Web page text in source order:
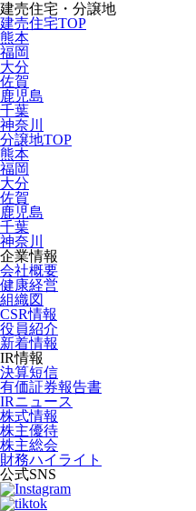
建売住宅・分譲地
建売住宅TOP
熊本
福岡
大分
佐賀
鹿児島
千葉
神奈川
分譲地TOP
熊本
福岡
大分
佐賀
鹿児島
千葉
神奈川
企業情報
会社概要
健康経営
組織図
CSR情報
役員紹介
新着情報
IR情報
決算短信
有価証券報告書
IRニュース
株式情報
株主優待
株主総会
財務ハイライト
公式SNS